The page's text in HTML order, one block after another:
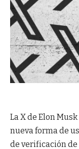
La X de Elon
nueva forma de
de verificación